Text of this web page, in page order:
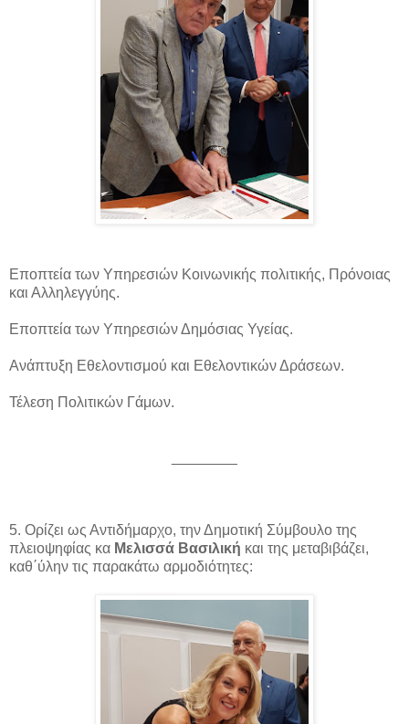
Εποπτεία των Υπηρεσιών Κοινωνικής πολιτικής, Πρόνοιας
και Αλληλεγγύης.
Εποπτεία των Υπηρεσιών Δημόσιας Υγείας.
Ανάπτυξη Εθελοντισμού και Εθελοντικών Δράσεων.
Τέλεση Πολιτικών Γάμων.
5. Ορίζει ως Αντιδήμαρχο, την Δημοτική Σύμβουλο της
πλειοψηφίας κα Μελισσά Βασιλική και της μεταβιβάζει,
καθ΄ύλην τις παρακάτω αρμοδιότητες: